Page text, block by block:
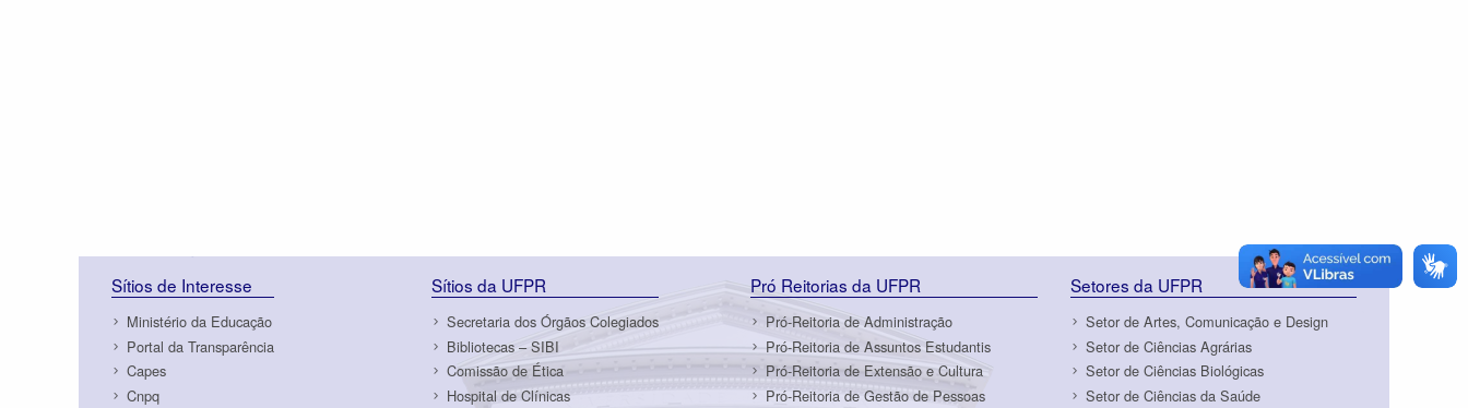
Sítios de Interesse
Ministério da Educação
Portal da Transparência
Capes
Cnpq
Sítios da UFPR
Secretaria dos Órgãos Colegiados
Bibliotecas – SIBI
Comissão de Ética
Hospital de Clínicas
Pró Reitorias da UFPR
Pró-Reitoria de Administração
Pró-Reitoria de Assuntos Estudantis
Pró-Reitoria de Extensão e Cultura
Pró-Reitoria de Gestão de Pessoas
Setores da UFPR
Setor de Artes, Comunicação e Design
Setor de Ciências Agrárias
Setor de Ciências Biológicas
Setor de Ciências da Saúde